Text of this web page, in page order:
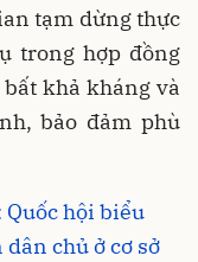
tạm dừng thực
trong hợp đồng
khả kháng và
bảo đảm phù
Quốc hội biểu
chủ ở cơ sở